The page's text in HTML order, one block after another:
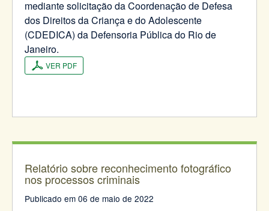
mediante solicitação da Coordenação de Defesa
dos Direitos da Criança e do Adolescente
(CDEDICA) da Defensoria Pública do Rio de
Janeiro.
VER PDF
Relatório sobre reconhecimento fotográfico
nos processos criminais
Publicado em 06 de maio de 2022